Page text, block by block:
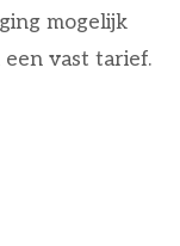
mogelijk
vast tarief.